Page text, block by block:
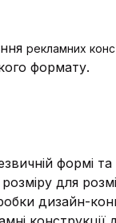
рекламних
формату.
формі
для
дизайн-